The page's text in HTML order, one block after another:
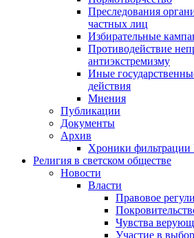
Преследования
частных лиц
Избирательные
Противодействие
антиэкстремизму
Иные
действия
Мнения
Публикации
Документы
Архив
Хроники фильтрации
Религия в светском обществе
Новости
Власти
Правовое
Чувства
Участие в